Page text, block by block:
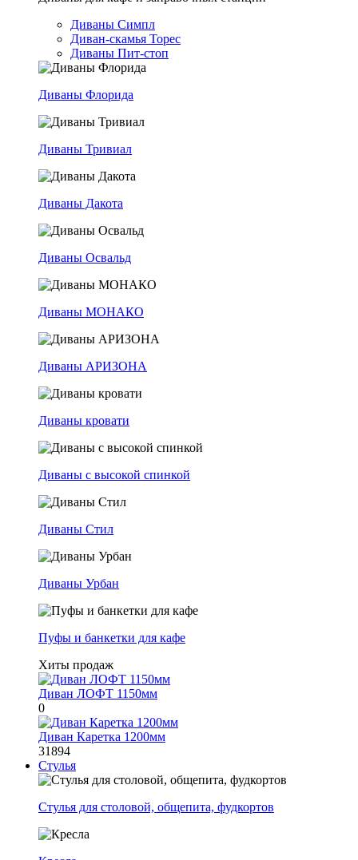
Диваны Симпл
Диван-скамья Торес
Диваны Пит-стоп
Диваны Флорида
Диваны Тривиал
Диваны Дакота
Диваны Освальд
Диваны МОНАКО
Диваны АРИЗОНА
Диваны кровати
Диваны с высокой спинкой
Диваны Стил
Диваны Урбан
Пуфы и банкетки для кафе
Хиты продаж
Диван ЛОФТ 1150мм
0
Диван Каретка 1200мм
31894
Стулья
Стулья для столовой, общепита, фудкортов